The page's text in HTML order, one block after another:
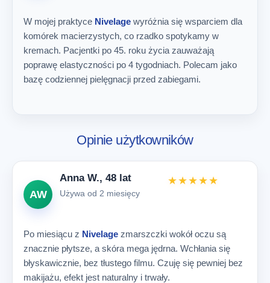
W mojej praktyce Nivelage wyróżnia się wsparciem dla
komórek macierzystych, co rzadko spotykamy w
kremach. Pacjentki po 45. roku życia zauważają
poprawę elastyczności po 4 tygodniach. Polecam jako
bazę codziennej pielęgnacji przed zabiegami.
Opinie użytkowników
AW
Anna W., 48 lat
Używa od 2 miesięcy
★★★★★
Po miesiącu z Nivelage zmarszczki wokół oczu są
znacznie płytsze, a skóra mega jędrna. Wchłania się
błyskawicznie, bez tłustego filmu. Czuję się pewniej bez
makijażu, efekt jest naturalny i trwały.